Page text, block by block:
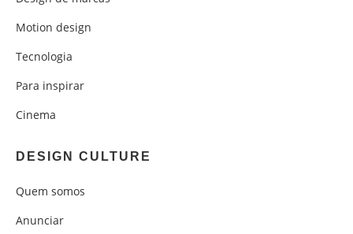
Motion design
Tecnologia
Para inspirar
Cinema
DESIGN CULTURE
Quem somos
Anunciar